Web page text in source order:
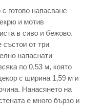
с готово напасване
и мотив
в сиво и бежово.
състои от три
напаснати
по 0,53 м, която
с ширина 1,59 м и
Нанасянето на
е много бързо и